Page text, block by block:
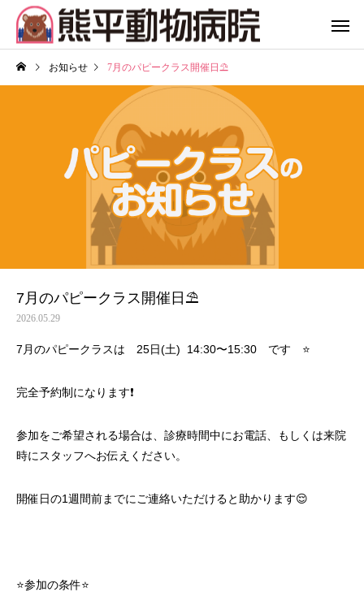
お知らせ 7月のパピークラス開催日⛱️
7月のパピークラス開催日⛱️
2026.05.29
7月のパピークラスは 25日(土) 14:30〜15:30 です ⭐️
完全予約制になります❗️
参加をご希望される場合は、診療時間中にお電話、もしくは来院
時にスタッフへお伝えください。
開催日の1週間前までにご連絡いただけると助かります😌
⭐️参加の条件⭐️